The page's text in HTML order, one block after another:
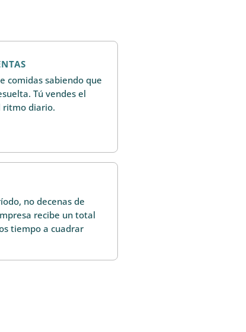
comidas sabiendo que
Tú vendes el
ritmo diario.
no decenas de
recibe un total
tiempo a cuadrar